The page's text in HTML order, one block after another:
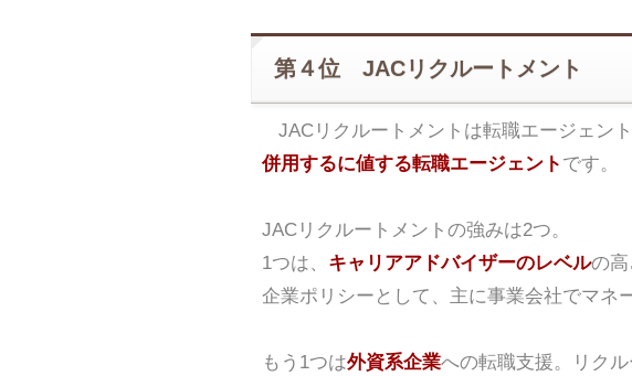
第４位 JACリクルートメント
JACリクルートメントは転職エージェン
併用するに値する転職エージェント です。
JACリクルートメントの強みは2つ。
1つは、 キャリアアドバイザーのレベルの高
企業ポリシーとして、主に事業会社でマネ
もう1つは外資系企業への転職支援。リク